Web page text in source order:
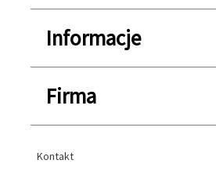
Informacje
Firma
Kontakt
Kontakt